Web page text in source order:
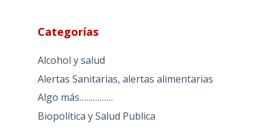
Categorías
Alcohol y salud
Alertas Sanitarias, alertas alimentarias
Algo más……………
Biopolítica y Salud Publica